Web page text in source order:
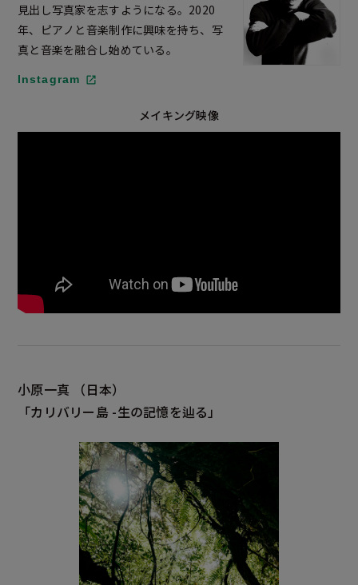
見出し写真家を志すようになる。2020
年、ピアノと音楽制作に興味を持ち、写
真と音楽を融合し始めている。
Instagram
メイキング映像
小原一真
（日本）
「カリバリー島 -生の記憶を辿る」